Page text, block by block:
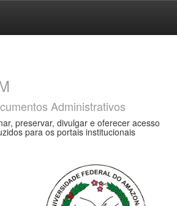
Administrativos
preservar, divulgar e oferecer acesso
para os portais institucionais